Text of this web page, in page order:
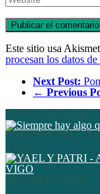
Este sitio usa
procesan los datos
Next Post:
← Previous
Asesoría de imagen
PATRI Y YAEL –
VIGO
INFORMACIÓN